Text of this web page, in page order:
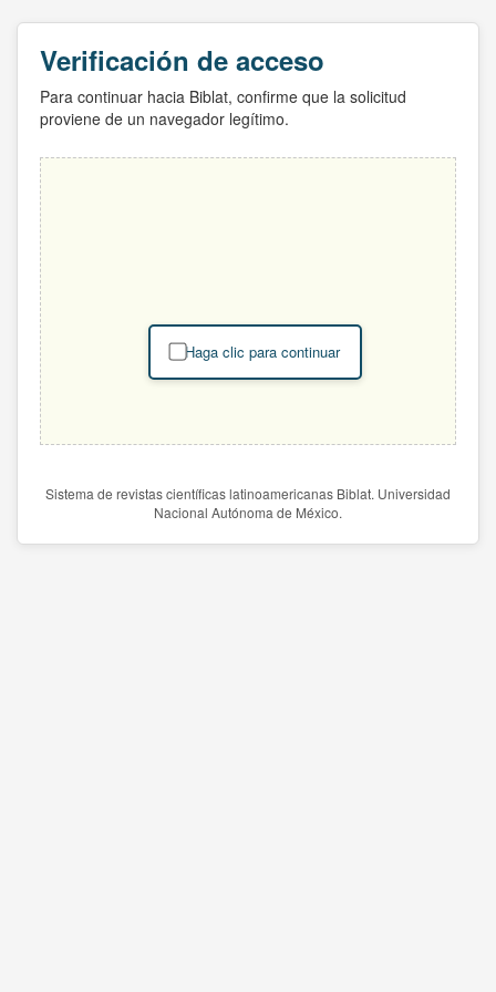
Verificación de acceso
Para continuar hacia Biblat, confirme que la solicitud
proviene de un navegador legítimo.
Haga clic para continuar
Sistema de revistas científicas latinoamericanas Biblat. Universidad
Nacional Autónoma de México.